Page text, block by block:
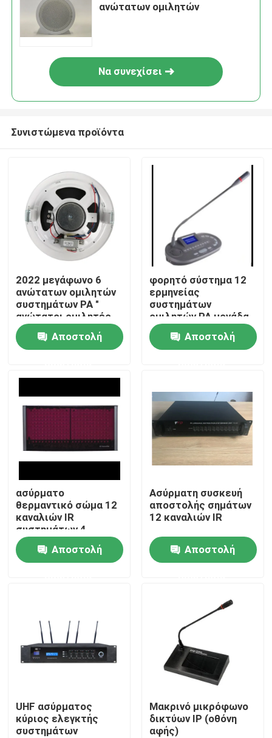
Προϊόντα
Βίντεο
Περίπου εμείς
Γύρος εργοστασίων
Ειδήσεις
Ενισχυτής συστημάτων PA
ανώτατων ομιλητών
Να συνεχίσει
Συνιστώμενα προϊόντα
2022 μεγάφωνο 6
ανώτατων ομιλητών
συστημάτων PA "
ανώτατοι ομιλητές
1.5W-3W-6W
Αποστολή
φορητό σύστημα 12
ερμηνείας
συστημάτων
ομιλητών PA μονάδα
διερμηνέων καναλιών
Αποστολή
ασύρματο
θερμαντικό σώμα 12
καναλιών IR
συστημάτων 4
ομιλητών PA
Αποστολή
Ασύρματη συσκευή
αποστολής σημάτων
12 καναλιών IR
Αποστολή
UHF ασύρματος
κύριος ελεγκτής
συστημάτων
Μακρινό μικρόφωνο
δικτύων IP (οθόνη
αφής)